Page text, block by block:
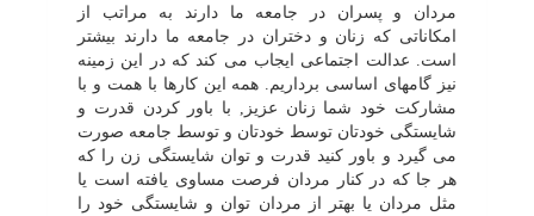
مردان و پسران در جامعه ما دارند به مراتب از
امکاناتى که زنان و دختران در جامعه ما دارند بیشتر
است. عدالت اجتماعى ایجاب مى کند که در این زمینه
نیز گامهاى اساسى برداریم. همه این کارها با همت و با
مشارکت خود شما زنان عزیز, با باور کردن قدرت و
شایستگى خودتان توسط خودتان و توسط جامعه صورت
مى گیرد و باور کنید قدرت و توان شایستگى زن را که
هر جا که در کنار مردان فرصت مساوى یافته است یا
مثل مردان یا بهتر از مردان توان و شایستگى خود را